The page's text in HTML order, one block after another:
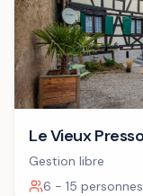
Le Vieux
Gestion libre
6 - 15 personnes